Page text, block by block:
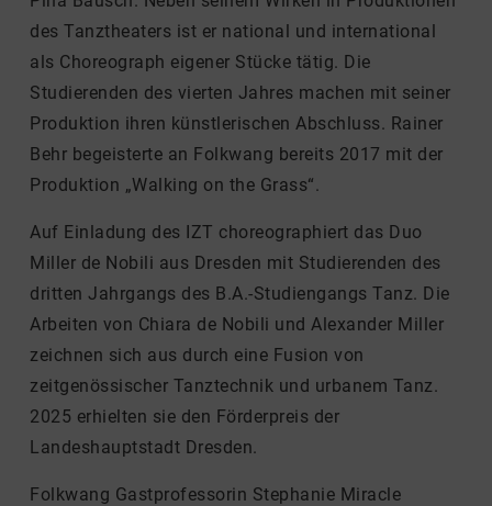
des Tanztheaters ist er national und international
als Choreograph eigener Stücke tätig. Die
Studierenden des vierten Jahres machen mit seiner
Produktion ihren künstlerischen Abschluss. Rainer
Behr begeisterte an Folkwang bereits 2017 mit der
Produktion „Walking on the Grass“.
Auf Einladung des IZT choreographiert das Duo
Miller de Nobili aus Dresden mit Studierenden des
dritten Jahrgangs des B.A.-Studiengangs Tanz. Die
Arbeiten von Chiara de Nobili und Alexander Miller
zeichnen sich aus durch eine Fusion von
zeitgenössischer Tanztechnik und urbanem Tanz.
2025 erhielten sie den Förderpreis der
Landeshauptstadt Dresden.
Folkwang Gastprofessorin Stephanie Miracle